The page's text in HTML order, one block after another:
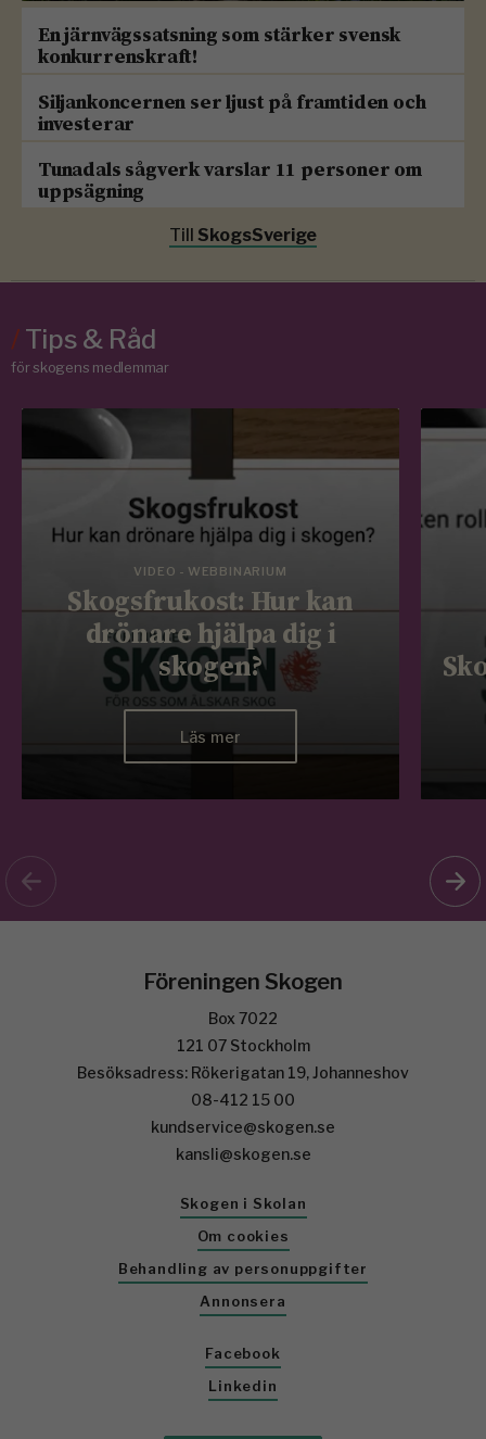
En järnvägssatsning som stärker svensk
konkurrenskraft!
Siljankoncernen ser ljust på framtiden och
investerar
Tunadals sågverk varslar 11 personer om
uppsägning
Till SkogsSverige
/Tips & Råd
för skogens medlemmar
VIDEO - WEBBINARIUM
Skogsfrukost: Hur kan
drönare hjälpa dig i
skogen?
Läs mer
Föreningen Skogen
Box 7022
121 07 Stockholm
Besöksadress: Rökerigatan 19, Johanneshov
08-412 15 00
kundservice@skogen.se
kansli@skogen.se
Skogen i Skolan
Om cookies
Behandling av personuppgifter
Annonsera
Facebook
Linkedin